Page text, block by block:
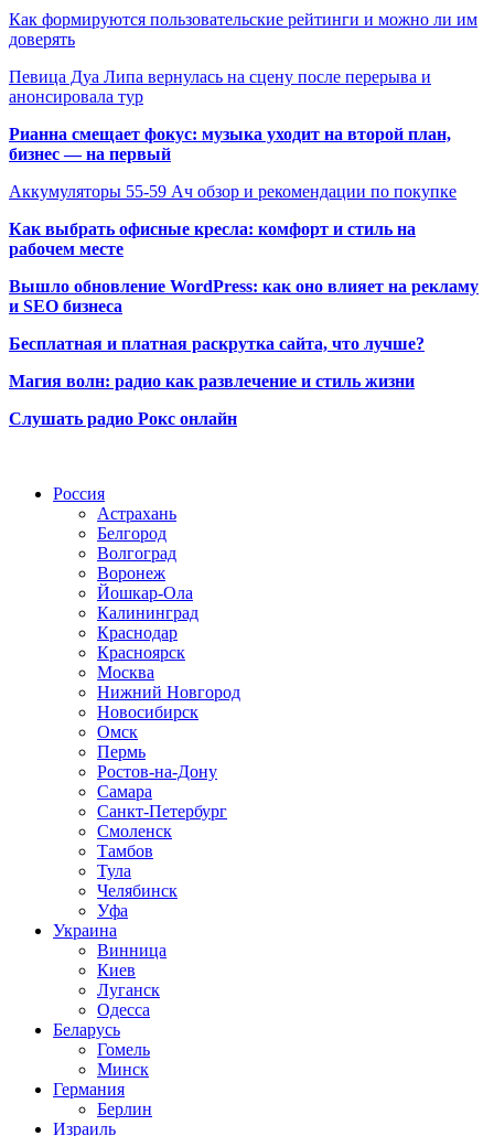
Как формируются пользовательские рейтинги и можно ли им
доверять
Певица Дуа Липа вернулась на сцену после перерыва и
анонсировала тур
Рианна смещает фокус: музыка уходит на второй план,
бизнес — на первый
Аккумуляторы 55-59 Ач обзор и рекомендации по покупке
Как выбрать офисные кресла: комфорт и стиль на
рабочем месте
Вышло обновление WordPress: как оно влияет на рекламу
и SEO бизнеса
Бесплатная и платная раскрутка сайта, что лучше?
Магия волн: радио как развлечение и стиль жизни
Слушать радио Рокс онлайн
Россия
Астрахань
Белгород
Волгоград
Воронеж
Йошкар-Ола
Калининград
Краснодар
Красноярск
Москва
Нижний Новгород
Новосибирск
Омск
Пермь
Ростов-на-Дону
Самара
Санкт-Петербург
Смоленск
Тамбов
Тула
Челябинск
Уфа
Украина
Винница
Киев
Луганск
Одесса
Беларусь
Гомель
Минск
Германия
Берлин
Израиль